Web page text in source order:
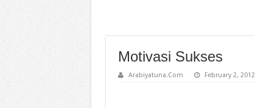
Motivasi Sukses
Arabiyatuna.Com February 2, 2012